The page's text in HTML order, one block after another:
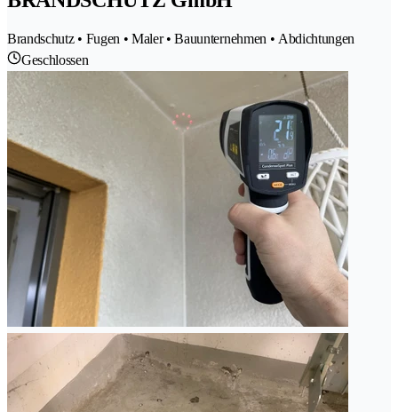
Brandschutz • Fugen • Maler • Bauunternehmen • Abdichtungen
Geschlossen